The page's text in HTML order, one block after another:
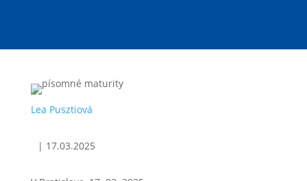
Lea Pusztiová
| 17.03.2025